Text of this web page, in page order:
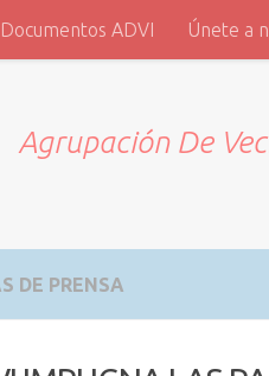
Documentos ADVI Únete a
Agrupación De
DE PRENSA